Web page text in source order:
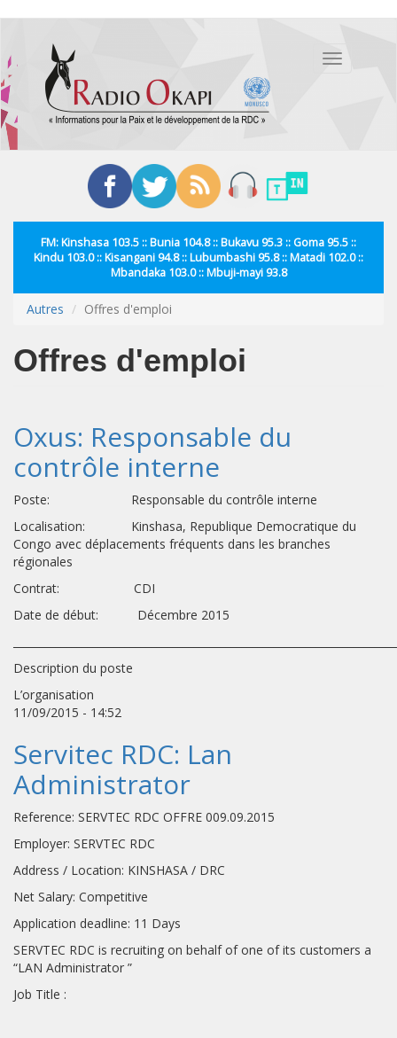
contenu
principal
Toggle
FM: Kinshasa 103.5 :: Bunia 104.8 :: Bukavu 95.3 :: Goma 95.5 ::
Kindu 103.0 :: Kisangani 94.8 :: Lubumbashi 95.8 :: Matadi 102.0 ::
Mbandaka 103.0 :: Mbuji-mayi 93.8
Autres Offres d'emploi
Offres d'emploi
Oxus: Responsable du
contrôle interne
Poste: Responsable du contrôle interne
Localisation: Kinshasa, Republique Democratique du
Congo avec déplacements fréquents dans les branches
régionales
Contrat: CDI
Date de début: Décembre 2015
Description du poste
L’organisation
11/09/2015 - 14:52
Servitec RDC: Lan
Administrator
Reference: SERVTEC RDC OFFRE 009.09.2015
Employer: SERVTEC RDC
Address / Location: KINSHASA / DRC
Net Salary: Competitive
Application deadline: 11 Days
SERVTEC RDC is recruiting on behalf of one of its customers a
“LAN Administrator ”
Job Title :